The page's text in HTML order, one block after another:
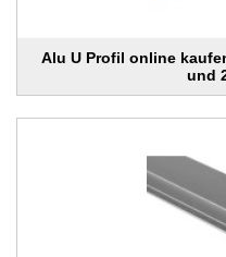
Alu U Profil online
und